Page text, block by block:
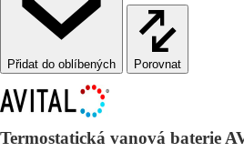
Porovnat
Termostatická vanová baterie